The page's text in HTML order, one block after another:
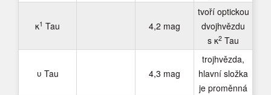
κ1 Tau 4,2 mag
tvoří optickou
dvojhvězdu
s κ2 Tau
υ Tau 4,3 mag
trojhvězda,
hlavní složka
je proměnná